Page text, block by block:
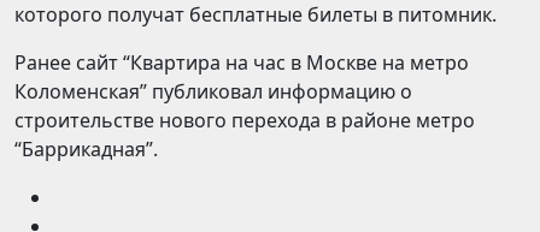
которого получат бесплатные билеты в питомник.
Ранее сайт “Квартира на час в Москве на метро
Коломенская” публиковал информацию о
строительстве нового перехода в районе метро
“Баррикадная”.